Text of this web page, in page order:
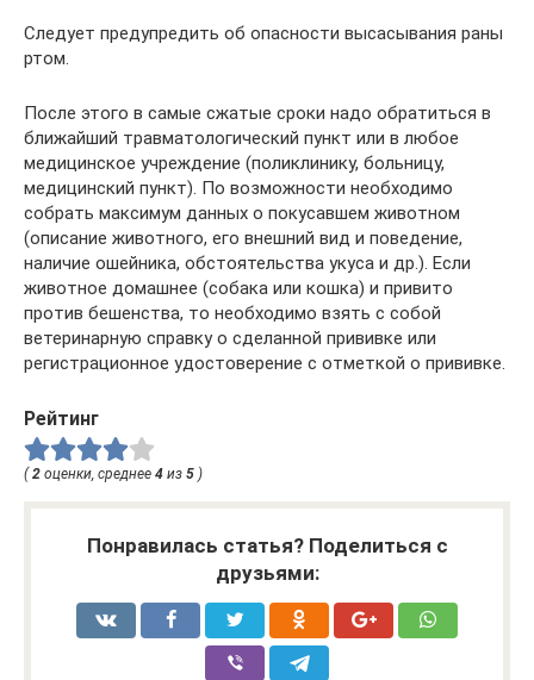
Следует предупредить об опасности высасывания раны
ртом.
После этого в самые сжатые сроки надо обратиться в
ближайший травматологический пункт или в любое
медицинское учреждение (поликлинику, больницу,
медицинский пункт). По возможности необходимо
собрать максимум данных о покусавшем животном
(описание животного, его внешний вид и поведение,
наличие ошейника, обстоятельства укуса и др.). Если
животное домашнее (собака или кошка) и привито
против бешенства, то необходимо взять с собой
ветеринарную справку о сделанной прививке или
регистрационное удостоверение с отметкой о прививке.
Рейтинг
( 2 оценки, среднее 4 из 5 )
Понравилась статья? Поделиться с
друзьями: